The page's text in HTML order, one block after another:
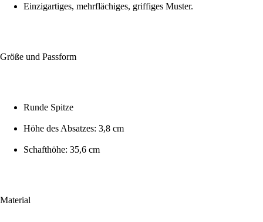
Einzigartiges, mehrflächiges, griffiges Muster.
Größe und Passform
Runde Spitze
Höhe des Absatzes: 3,8 cm
Schafthöhe: 35,6 cm
Material